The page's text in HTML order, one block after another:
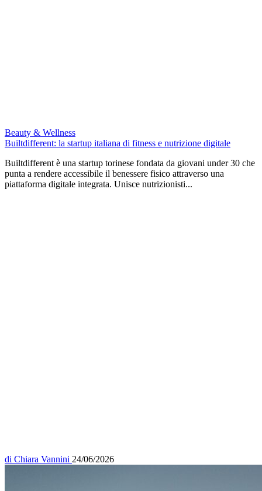
Beauty & Wellness
Builtdifferent: la startup italiana di fitness e nutrizione digitale
Builtdifferent è una startup torinese fondata da giovani under 30 che
punta a rendere accessibile il benessere fisico attraverso una
piattaforma digitale integrata. Unisce nutrizionisti...
di Chiara Vannini 24/06/2026